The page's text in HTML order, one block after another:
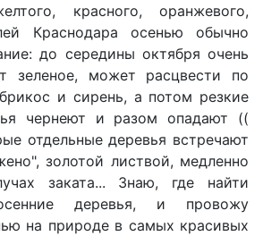
красного, оранжевого,
Краснодара осенью обычно
до середины октября очень
зеленое, может расцвести по
и сирень, а потом резкие
чернеют и разом опадают ((
отдельные деревья встречают
золотой листвой, медленно
заката... Знаю, где найти
деревья, и провожу
на природе в самых красивых